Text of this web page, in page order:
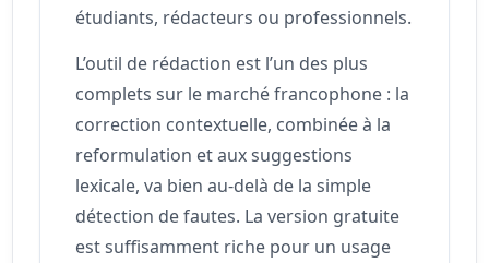
étudiants, rédacteurs ou professionnels.
L’outil de rédaction est l’un des plus
complets sur le marché francophone : la
correction contextuelle, combinée à la
reformulation et aux suggestions
lexicale, va bien au-delà de la simple
détection de fautes. La version gratuite
est suffisamment riche pour un usage